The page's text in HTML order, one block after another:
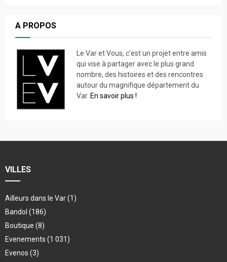
A PROPOS
Le Var et Vous, c’est un projet entre amis
qui vise à partager avec le plus grand
nombre, des histoires et des rencontres
autour du magnifique département du
Var. En savoir plus !
VILLES
Ailleurs dans le Var(1)
Bandol (186)
Boutique (8)
Evenements (1 031)
Evenos (3)